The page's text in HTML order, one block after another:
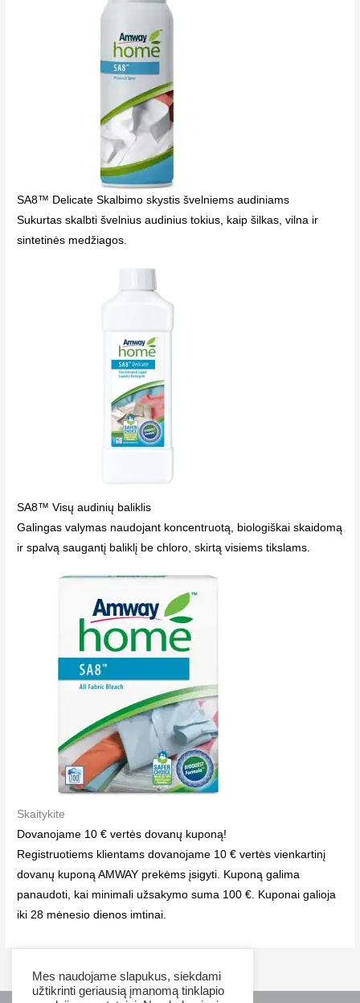
SA8™ Delicate Skalbimo skystis švelniems audiniams
Sukurtas skalbti švelnius audinius tokius, kaip šilkas, vilna ir
sintetinės medžiagos.
SA8™ Visų audinių baliklis
Galingas valymas naudojant koncentruotą, biologiškai skaidomą
ir spalvą saugantį baliklį be chloro, skirtą visiems tikslams.
Skaitykite
Dovanojame 10 € vertės dovanų kuponą!
Registruotiems klientams dovanojame 10 € vertės vienkartinį
dovanų kuponą AMWAY prekėms įsigyti. Kuponą galima
panaudoti, kai minimali užsakymo suma 100 €. Kuponai galioja
iki 28 mėnesio dienos imtinai.
Mes naudojame slapukus, siekdami
užtikrinti geriausią įmanomą tinklapio